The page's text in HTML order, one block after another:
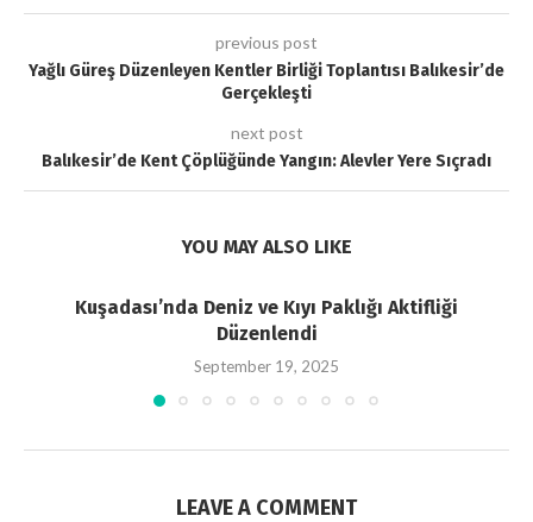
previous post
Yağlı Güreş Düzenleyen Kentler Birliği Toplantısı Balıkesir’de
Gerçekleşti
next post
Balıkesir’de Kent Çöplüğünde Yangın: Alevler Yere Sıçradı
YOU MAY ALSO LIKE
Kuşadası’nda Deniz ve Kıyı Paklığı Aktifliği
Düzenlendi
September 19, 2025
LEAVE A COMMENT